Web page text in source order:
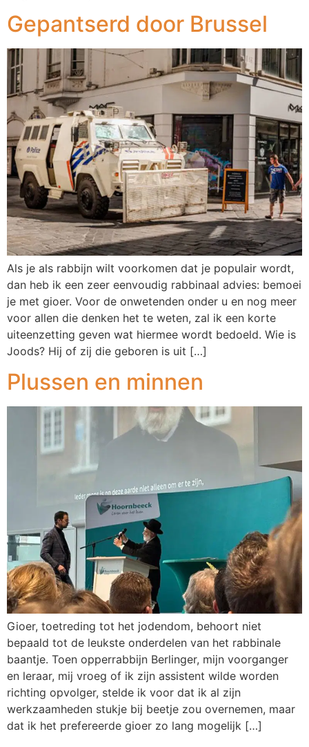
Gepantserd door Brussel
Als je als rabbijn wilt voorkomen dat je populair wordt,
dan heb ik een zeer eenvoudig rabbinaal advies: bemoei
je met gioer. Voor de onwetenden onder u en nog meer
voor allen die denken het te weten, zal ik een korte
uiteenzetting geven wat hiermee wordt bedoeld. Wie is
Joods? Hij of zij die geboren is uit […]
Plussen en minnen
Gioer, toetreding tot het jodendom, behoort niet
bepaald tot de leukste onderdelen van het rabbinale
baantje. Toen opperrabbijn Berlinger, mijn voorganger
en leraar, mij vroeg of ik zijn assistent wilde worden
richting opvolger, stelde ik voor dat ik al zijn
werkzaamheden stukje bij beetje zou overnemen, maar
dat ik het prefereerde gioer zo lang mogelijk […]